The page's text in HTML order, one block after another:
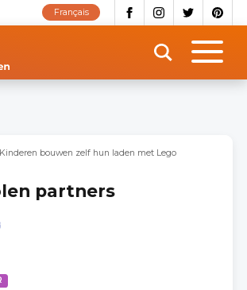
Français
Kinderen bouwen zelf hun laden met Lego
partners